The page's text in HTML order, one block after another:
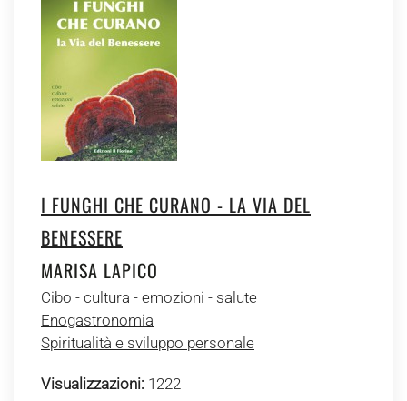
I FUNGHI CHE CURANO - LA VIA DEL
BENESSERE
MARISA LAPICO
Cibo - cultura - emozioni - salute
Enogastronomia
Spiritualità e sviluppo personale
Visualizzazioni: 1222